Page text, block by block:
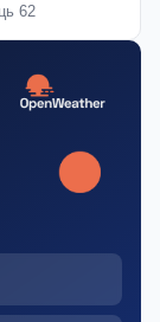
62